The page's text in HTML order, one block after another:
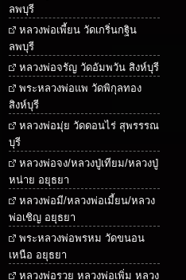
ลพบุรี
หลวงพ่อเพี้ยน วัดเกริ่นกฐิน
ลพบุรี
หลวงพ่อจรัญ วัดอัมพวัน สิงห์บุรี
พระหลวงพ่อแพ วัดพิกุลทอง
สิงห์บุรี
หลวงพ่อมุ่ย วัดดอนไร่ สุพรรรณ
บุรี
หลวงพ่อจง/หลวงปู่เทียม/หลวงปู่
หน่าย อยุธยา
หลวงพ่อมี/หลวงพ่อเมี้ยน/หลวง
พ่อเชิญ อยุธยา
พระหลวงพ่อพรหม วัดขนอน
เหนือ อยุธยา
หลวงพ่อรวย หลวงพ่อเพิ่ม หลวง